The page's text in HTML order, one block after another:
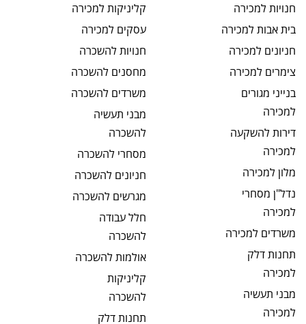
חנויותלמכירה
בית אבותלמכירה
חניונים למכירה
צימרים למכירה
בנייני מגורים
למכירה
דירות להשקעה
למכירה
מלון למכירה
נדל"ן מסחרי
למכירה
משרדים למכירה
תחנות דלק
למכירה
מבני תעשיה
למכירה
קליניקותלמכירה
עסקים למכירה
חנויותלהשכרה
מחסנים להשכרה
משרדים להשכרה
מבני תעשיה
להשכרה
מסחרי להשכרה
חניונים להשכרה
מגרשים להשכרה
חלל עבודה
להשכרה
אולמותלהשכרה
קליניקות
להשכרה
תחנות דלק